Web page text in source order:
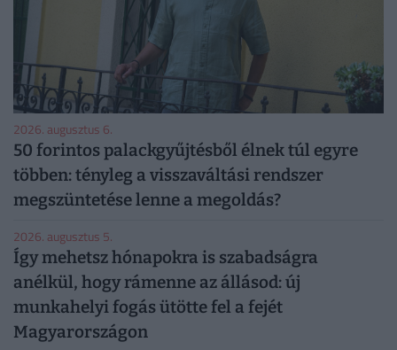
2026. augusztus 6.
50 forintos palackgyűjtésből élnek túl egyre
többen: tényleg a visszaváltási rendszer
megszüntetése lenne a megoldás?
2026. augusztus 5.
Így mehetsz hónapokra is szabadságra
anélkül, hogy rámenne az állásod: új
munkahelyi fogás ütötte fel a fejét
Magyarországon